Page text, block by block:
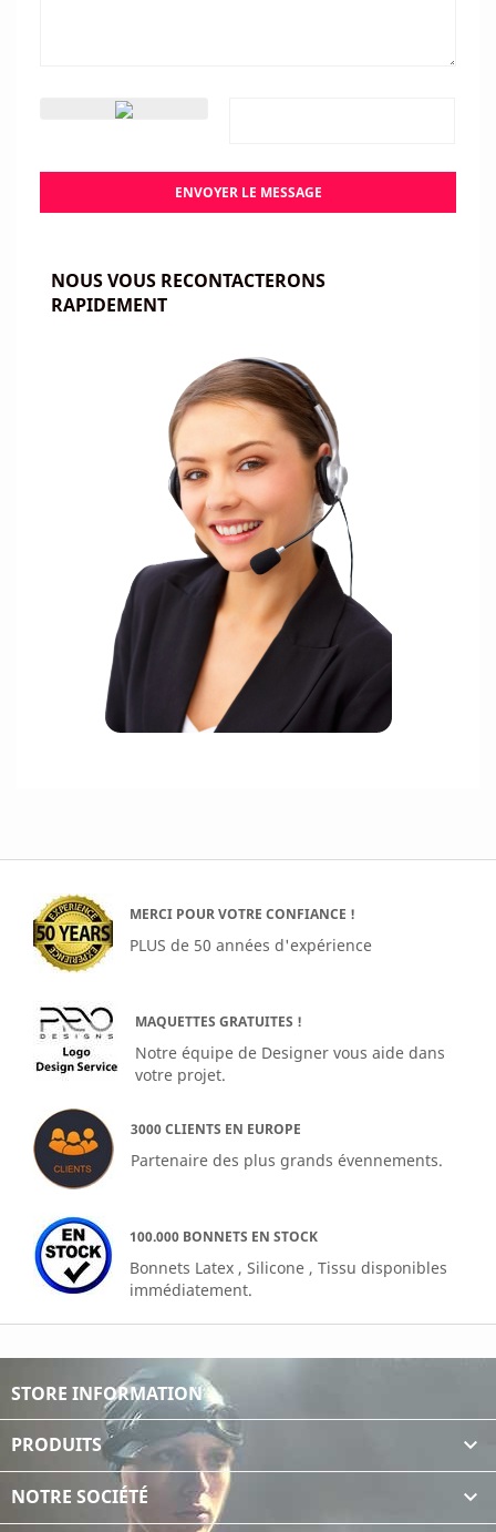
ENVOYER LE MESSAGE
NOUS VOUS RECONTACTERONS
RAPIDEMENT
MERCI POUR VOTRE CONFIANCE !
PLUS de 50 années d'expérience
MAQUETTES GRATUITES !
Notre équipe de Designer vous aide dans
votre projet.
3000 CLIENTS EN EUROPE
Partenaire des plus grands évennements.
100.000 BONNETS EN STOCK
Bonnets Latex , Silicone , Tissu disponibles
immédiatement.
STORE INFORMATION
PRODUITS 
NOTRE SOCIÉTÉ 